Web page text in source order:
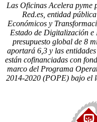
Las Oficinas Acelera pyme
Red.es, entidad
Económicos y
Estado de Digitalización
presupuesto global de 8
aportará 6,3 y las
están cofinanciadas con
marco del Programa
2014-2020 (POPE) bajo el